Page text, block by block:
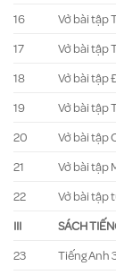
16
Vở bài tập
17
Vở bài tập
18
Vở bài tập
19
Vở bài tập
20
Vở bài tập
21
Vở bài tập
22
Vở bài tập
III
SÁCH
23
Tiếng Anh